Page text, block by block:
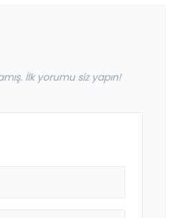
İlk yorumu siz yapın!